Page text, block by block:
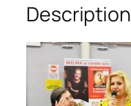
t
r
Description